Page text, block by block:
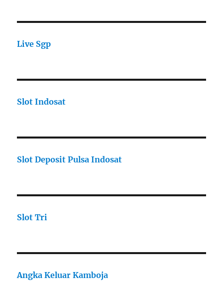
Live Sgp
Slot Indosat
Slot Deposit Pulsa Indosat
Slot Tri
Angka Keluar Kamboja